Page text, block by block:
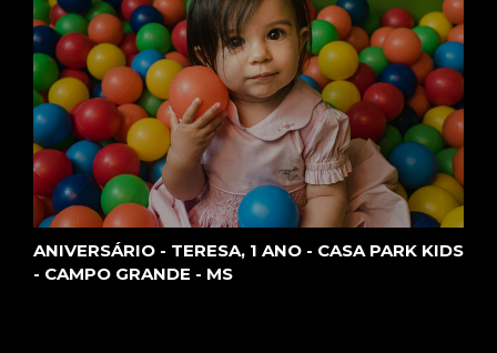
ANIVERSÁRIO - TERESA, 1 ANO - CASA PARK KIDS
- CAMPO GRANDE - MS